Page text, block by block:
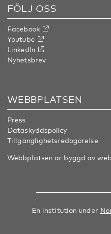
FÖLJ OSS
Facebook
Youtube
LinkedIn
Nyhetsbrev
WEBBPLATSEN
Press
Dataskyddspolicy
Tillgänglighetsredogörelse
Webbplatsen är byggd av
En institution under